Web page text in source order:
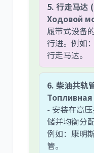
5. 行走马
Ходовой
履带式设备
行进。例如
行走马达。
6. 柴油共轨
- 安装在高
储并均衡分
例如：康明
管。